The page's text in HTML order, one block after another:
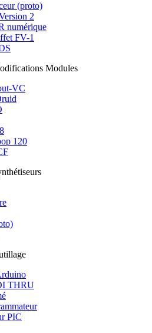
(proto)
2
numérique
FV-1
Modules
VC
120
THRU
PIC